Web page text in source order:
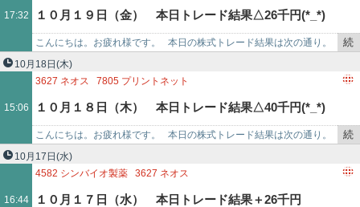
17:32
ケーズホールディングス
テリロジー
ツルハホールディングス
１０月１９日（金） 本日トレード結果△26千円(*_*)
こんにちは。お疲れ様です。 本日の株式トレード結果は次の通り。
・（3627）ネオス △14,700円 ・（7805）プリントネッ…
続
を
で
10月18日 (木)
15:06
3627 ネオス 7805 プリントネット
１０月１８日（木） 本日トレード結果△40千円(*_*)
こんにちは。お疲れ様です。 本日の株式トレード結果は次の通り。
・ネオス（3627） △18,818円 ・プリントネット（7805…
続
を
10月17日 (水)
16:44
4582 シンバイオ製薬 3627 ネオス
１０月１７日（水） 本日トレード結果＋26千円